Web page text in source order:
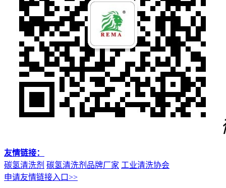
友情链接：
碳氢清洗剂 碳氢清洗剂品牌厂家 工业清洗协会
申请友情链接入口>>